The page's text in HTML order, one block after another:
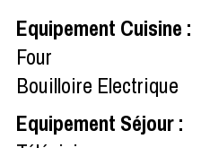
Equipement Cuisine :
Four
Bouilloire Electrique
Equipement Séjour: